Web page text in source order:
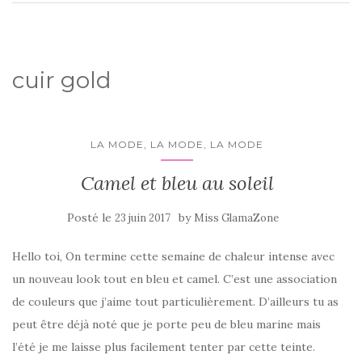
cuir gold
LA MODE, LA MODE, LA MODE
Camel et bleu au soleil
Posté le 23 juin 2017 by Miss GlamaZone
Hello toi, On termine cette semaine de chaleur intense avec
un nouveau look tout en bleu et camel. C’est une association
de couleurs que j’aime tout particulièrement. D’ailleurs tu as
peut être déjà noté que je porte peu de bleu marine mais
l’été je me laisse plus facilement tenter par cette teinte.